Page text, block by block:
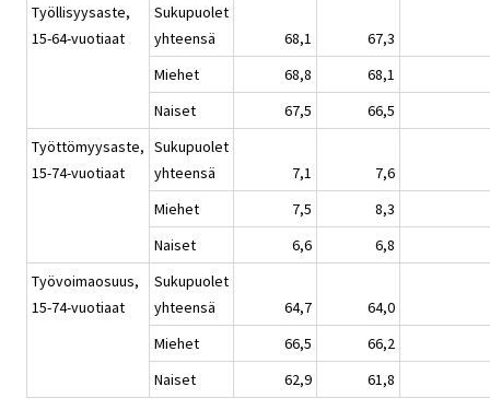
Työllisyysaste,
15-64-vuotiaat
Sukupuolet
yhteensä
68,1
67,3
Miehet
68,8
68,1
Naiset
67,5
66,5
Työttömyysaste,
15-74-vuotiaat
Sukupuolet
yhteensä
7,1
7,6
Miehet
7,5
8,3
Naiset
6,6
6,8
Työvoimaosuus,
15-74-vuotiaat
Sukupuolet
yhteensä
64,7
64,0
Miehet
66,5
66,2
Naiset
62,9 61,8